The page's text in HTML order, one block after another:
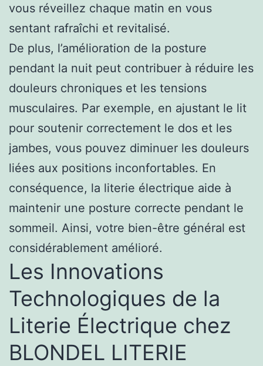
vous réveillez chaque matin en vous
sentant rafraîchi et revitalisé.
De plus, l’amélioration de la posture
pendant la nuit peut contribuer à réduire les
douleurs chroniques et les tensions
musculaires. Par exemple, en ajustant le lit
pour soutenir correctement le dos et les
jambes, vous pouvez diminuer les douleurs
liées aux positions inconfortables. En
conséquence, la literie électrique aide à
maintenir une posture correcte pendant le
sommeil. Ainsi, votre bien-être général est
considérablement amélioré.
Les Innovations
Technologiques de la
Literie Électrique chez
BLONDEL LITERIE